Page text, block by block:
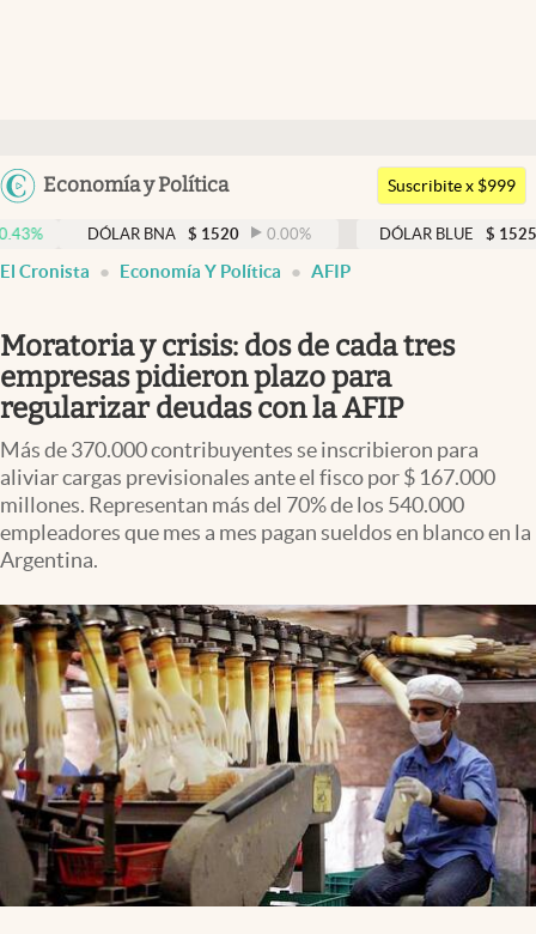
Argentina
Uruguay
Economía y Política
Members
Economía y Política
Finanzas y Mercados
Negocios
Columnistas
Otras secciones
Apertura
Infotechnology
Clima
Mundial 2026
Eventos Corporativos
El Cronista Studio
Mediakit
abre en nueva pestaña
Argentina
Suscribite x $999
DÓLAR BNA $ 1520 0.00% DÓLAR BLUE $ 1525 -0.33
El Cronista Economía Y Política AFIP
Moratoria y crisis: dos de cada tres
empresas pidieron plazo para
regularizar deudas con la AFIP
Más de 370.000 contribuyentes se inscribieron para
aliviar cargas previsionales ante el fisco por $ 167.000
millones. Representan más del 70% de los 540.000
empleadores que mes a mes pagan sueldos en blanco en la
Argentina.